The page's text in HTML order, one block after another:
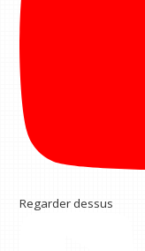
Regarder dessus